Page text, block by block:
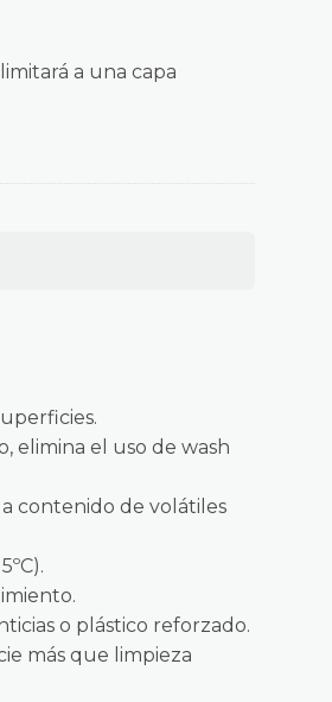
a una capa
elimina el uso de wash
contenido de volátiles
o plástico reforzado.
más que limpieza